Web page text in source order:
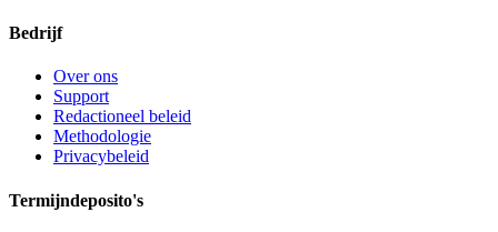
Bedrijf
Over ons
Support
Redactioneel beleid
Methodologie
Privacybeleid
Termijndeposito's